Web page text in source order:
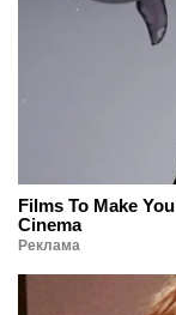
Films To Make
Cinema
Реклама